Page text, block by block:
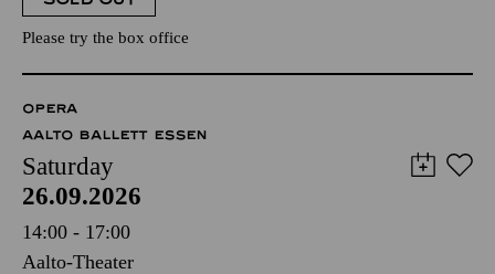
Please try the box office
OPERA
AALTO BALLETT ESSEN
Saturday
26.09.2026
14:00 - 17:00
Aalto-Theater